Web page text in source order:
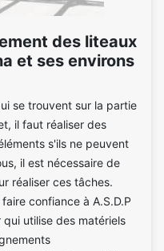
des liteaux
et ses environs
se trouvent sur la partie
il faut réaliser des
s'ils ne peuvent
il est nécessaire de
réaliser ces tâches.
confiance à A.S.D.P
utilise des matériels